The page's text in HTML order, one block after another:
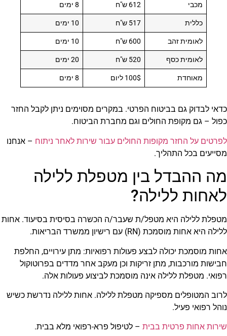
מכבי 612 ש"ח 8 ימים
כללית 517 ש"ח 10 ימים
לאומית זהב 600 ש"ח 10 ימים
לאומית כסף 520 ש"ח 20 ימים
מאוחדת 100$ ליום 8 ימים
כדאי לבדוק גם בביטוח הפרטי. במקרים מסוימים ניתן לקבל החזר
כפול – גם מקופת החולים וגם מחברת הביטוח.
לפרטים על החזר מקופות החולים עבור שירות לאחר ניתוח – אנחנו
מסייעים בכל התהליך.
מה ההבדל בין מטפלת ללילה
לאחות ללילה?
מטפלת ללילה היא מטפל/ת שעבר/ה הכשרה בסיסית בסיעוד. אחות
ללילה היא אחות מוסמכת (RN) עם רישיון ממשרד הבריאות.
אחות מוסמכת יכולה לבצע פעולות רפואיות: מתן עירויים, החלפת
חבישות מורכבות, מתן זריקות וכן מעקב אחר מדדים בפרוטוקול
רפואי. מטפלת ללילה אינה מוסמכת לביצוע פעולות אלה.
לרוב המטופלים מספיקה מטפלת ללילה. אחות ללילה נדרשת כשיש
נוהל רפואי פעיל.
שירות אחות פרטית בבית – לטיפול פרא-רפואי מלא בבית.